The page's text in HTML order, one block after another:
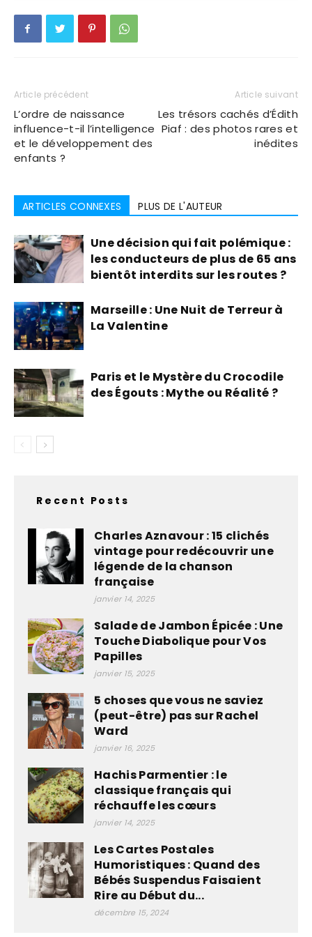
Article précédent
L’ordre de naissance
influence-t-il l’intelligence
et le développement des
enfants ?
Article suivant
Les trésors cachés d’Édith
Piaf : des photos rares et
inédites
ARTICLES CONNEXES PLUS DE L'AUTEUR
Une décision qui fait polémique :
les conducteurs de plus de 65 ans
bientôt interdits sur les routes ?
Marseille : Une Nuit de Terreur à
La Valentine
Paris et le Mystère du Crocodile
des Égouts : Mythe ou Réalité ?
Recent Posts
Charles Aznavour : 15 clichés
vintage pour redécouvrir une
légende de la chanson
française
janvier 14, 2025
Salade de Jambon Épicée : Une
Touche Diabolique pour Vos
Papilles
janvier 15, 2025
5 choses que vous ne saviez
(peut-être) pas sur Rachel
Ward
janvier 16, 2025
Hachis Parmentier : le
classique français qui
réchauffe les cœurs
janvier 14, 2025
Les Cartes Postales
Humoristiques : Quand des
Bébés Suspendus Faisaient
Rire au Début du...
décembre 15, 2024